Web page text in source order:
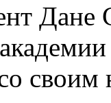
Дане